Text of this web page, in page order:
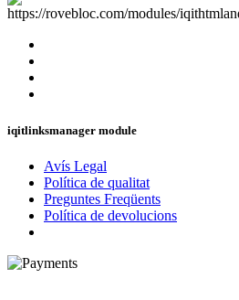
iqitlinksmanager module
Avís Legal
Política de qualitat
Preguntes Freqüents
Política de devolucions